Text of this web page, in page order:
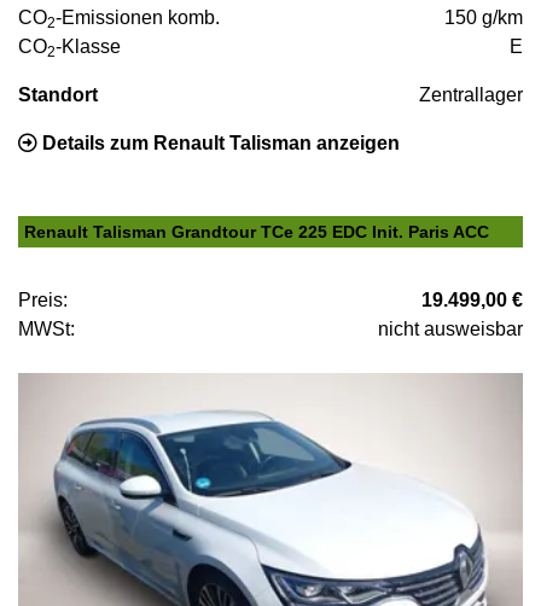
CO2-Emissionen komb.
150 g/km
CO2-Klasse E
Standort Zentrallager
Details zum Renault Talisman anzeigen
Renault Talisman Grandtour TCe 225 EDC Init. Paris ACC
Preis:
19.499,00 €
MWSt:
nicht ausweisbar